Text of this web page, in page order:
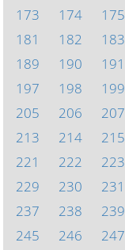
173
174 175
181
182 183
189
190 191
197
198 199
205
206 207
213
214 215
221
222 223
229
230 231
237
238 239
245
246 247